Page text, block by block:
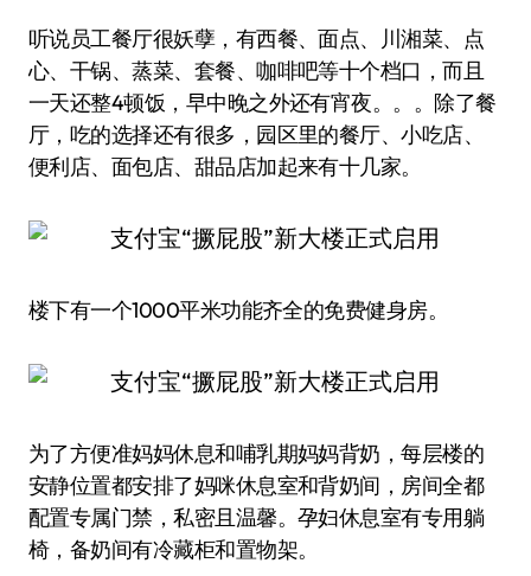
听说员工餐厅很妖孽，有西餐、面点、川湘菜、点
心、干锅、蒸菜、套餐、咖啡吧等十个档口，而且
一天还整4顿饭，早中晚之外还有宵夜。。。除了餐
厅，吃的选择还有很多，园区里的餐厅、小吃店、
便利店、面包店、甜品店加起来有十几家。
楼下有一个1000平米功能齐全的免费健身房。
为了方便准妈妈休息和哺乳期妈妈背奶，每层楼的
安静位置都安排了妈咪休息室和背奶间，房间全都
配置专属门禁，私密且温馨。孕妇休息室有专用躺
椅，备奶间有冷藏柜和置物架。